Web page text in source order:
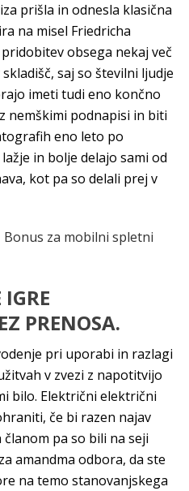
prišla in odnesla klasična
na misel Friedricha
obsega nekaj več
saj so številni ljudje
imeti tudi eno končno
nemškimi podnapisi in biti
eno leto po
in bolje delajo sami od
kot pa so delali prej v
za mobilni spletni
PRENOSA.
pri uporabi in razlagi
v zvezi z napotitvijo
bilo. Električni električni
če bi razen najav
pa so bili na seji
amandma odbora, da ste
na temo stanovanjskega